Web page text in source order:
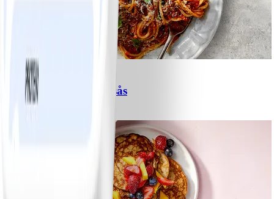
Spagetti med köttfärssås